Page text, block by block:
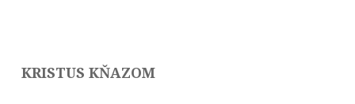
KRISTUS KŇAZOM